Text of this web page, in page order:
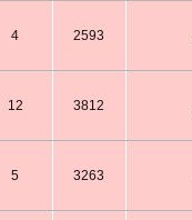
4 2593
12 3812
5 3263